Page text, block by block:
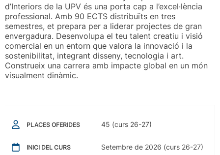
d’Interiors de la UPV és una porta cap a l’excel·lència
professional. Amb 90 ECTS distribuïts en tres
semestres, et prepara per a liderar projectes de gran
envergadura. Desenvolupa el teu talent creatiu i visió
comercial en un entorn que valora la innovació i la
sostenibilitat, integrant disseny, tecnologia i art.
Construeix una carrera amb impacte global en un món
visualment dinàmic.
PLACES OFERIDES 45 (curs 26-27)
INICI DEL CURS Setembre de 2026 (curs 26-27)